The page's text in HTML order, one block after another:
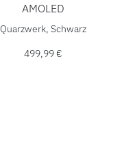
Ref: 010-03020-
AMOLED
Instinct® 3 – 50
Quarzwerk, Schwarz
499,99 €